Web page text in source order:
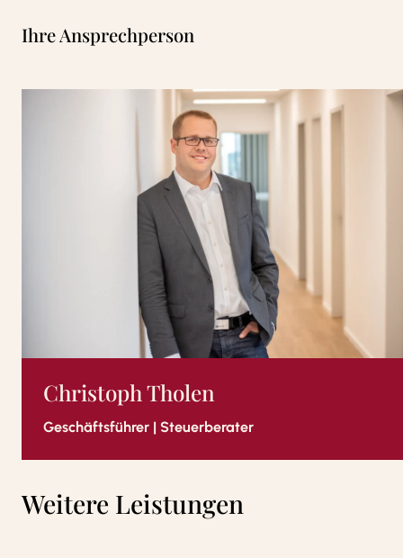
Ihre Ansprechperson
Christoph Tholen
Geschäftsführer | Steuerberater
Weitere Leistungen